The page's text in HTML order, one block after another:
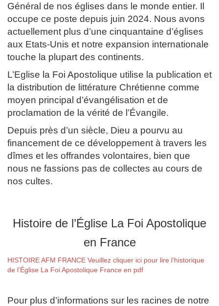
Général de nos églises dans le monde entier. Il
occupe ce poste depuis juin 2024. Nous avons
actuellement plus d’une cinquantaine d’églises
aux Etats-Unis et notre expansion internationale
touche la plupart des continents.
L’Eglise la Foi Apostolique utilise la publication et
la distribution de littérature Chrétienne comme
moyen principal d’évangélisation et de
proclamation de la vérité de l’Évangile.
Depuis près d’un siècle, Dieu a pourvu au
financement de ce développement à travers les
dîmes et les offrandes volontaires, bien que
nous ne fassions pas de collectes au cours de
nos cultes.
Histoire de l’Église La Foi Apostolique
en France
HISTOIRE AFM FRANCE Veuillez cliquer ici pour lire l’historique
de l’Église La Foi Apostolique France en pdf
Pour plus d’informations sur les racines de notre